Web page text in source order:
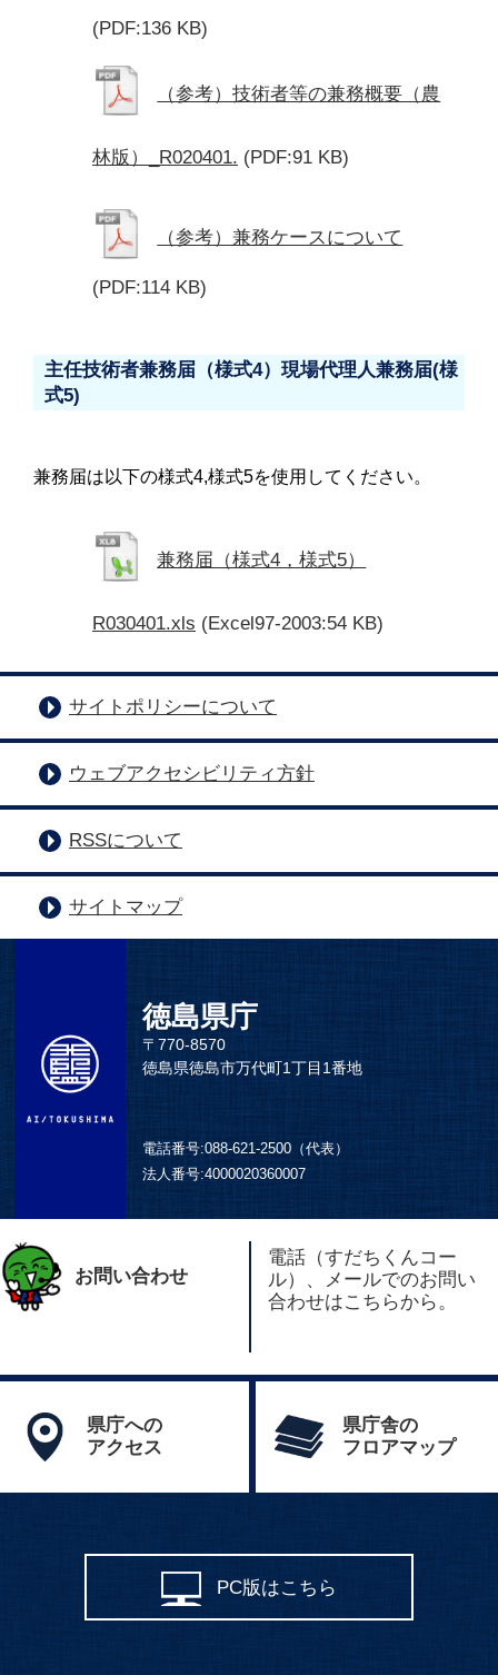
(PDF:136 KB)
（参考）技術者等の兼務概要（農
林版）_R020401. (PDF:91 KB)
（参考）兼務ケースについて
(PDF:114 KB)
主任技術者兼務届（様式4）現場代理人兼務届(様
式5)
兼務届は以下の様式4,様式5を使用してください。
兼務届（様式4，様式5）
R030401.xls (Excel97-2003:54 KB)
サイトポリシーについて
ウェブアクセシビリティ方針
RSSについて
サイトマップ
徳島県庁
〒770-8570
徳島県徳島市万代町1丁目1番地
電話番号:088-621-2500（代表）
法人番号:4000020360007
お問い合わせ
電話（すだちくんコー
ル）、メールでのお問い
合わせはこちらから。
県庁への
アクセス
県庁舎の
フロアマップ
PC版はこちら